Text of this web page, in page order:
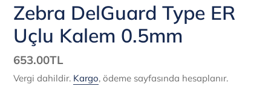
Zebra DelGuard Type ER
Uçlu Kalem 0.5mm
Normal
fiyat
653.00TL
Vergi dahildir. Kargo, ödeme sayfasında hesaplanır.